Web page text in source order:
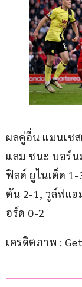
ผลคู่อื่น แมนเชส
แลม ชนะ บอร์น
ฟิลด์ ยูไนเต็ด
ตัน 2-1,​ วูล์ฟแ
อร์ด 0-2
เครดิตภาพ :